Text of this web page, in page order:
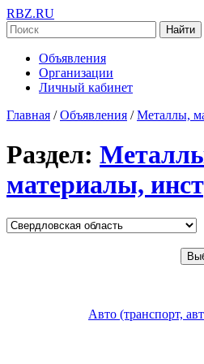
RBZ.RU
Найти
Объявления
Организации
Личный кабинет
Главная / Объявления / Металлы,
Раздел:
материалы,
Авто (транспорт,